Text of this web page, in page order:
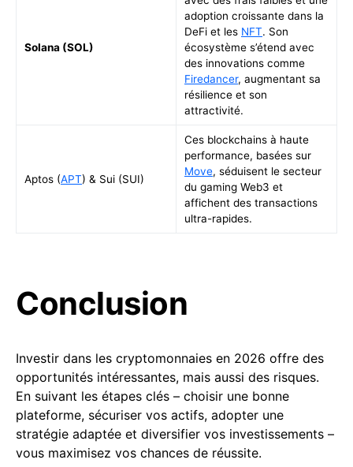
Solana (SOL)
adoption croissante dans la
DeFi et les NFT. Son
écosystème s’étend avec
des innovations comme
Firedancer, augmentant sa
résilience et son
attractivité.
Aptos (APT) & Sui (SUI)
Ces blockchains à haute
performance, basées sur
Move, séduisent le secteur
du gaming Web3 et
affichent des transactions
ultra-rapides.
Conclusion
Investir dans les cryptomonnaies en 2026 offre des
opportunités intéressantes, mais aussi des risques.
En suivant les étapes clés – choisir une bonne
plateforme, sécuriser vos actifs, adopter une
stratégie adaptée et diversifier vos investissements –
vous maximisez vos chances de réussite.